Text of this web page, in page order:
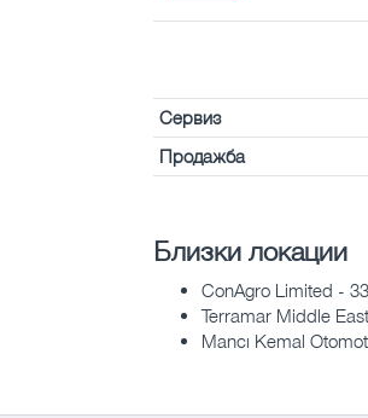
Сервиз
Продажба
Близки локации
ConAgro Limited -
Terramar Middle
Mancı Kemal